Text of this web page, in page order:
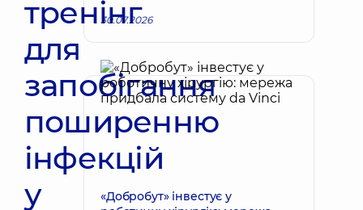
тренінг
для
запобігання
поширенню
інфекцій
у
30.07.2026
«Добробут» інвестує у